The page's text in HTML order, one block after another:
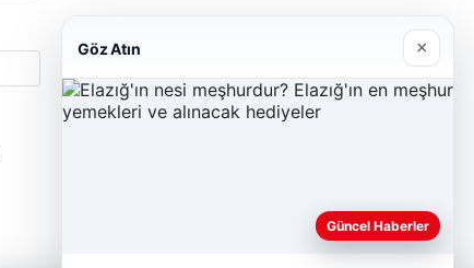
Göz Atın ×
Güncel Haberler